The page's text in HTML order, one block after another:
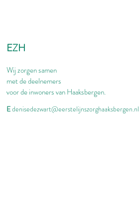
EZH
Wij zorgen samen
met de deelnemers
voor de inwoners van Haaksbergen.
Edenisedezwart@eerstelijnszorghaaksbergen.nl